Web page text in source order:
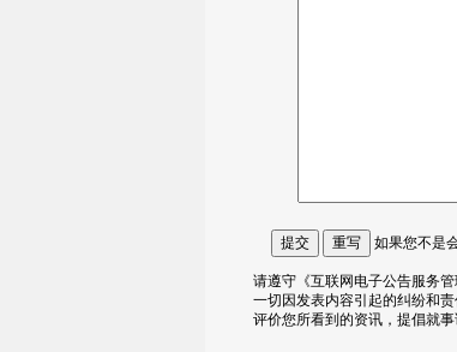
如果您不是
请遵守《互联网电子公告服务
一切因发表内容引起的纠纷和
评价您所看到的资讯，提倡就